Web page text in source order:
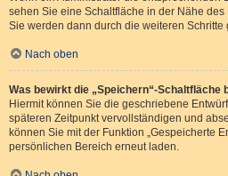
sehen Sie eine Schaltfläche in der Nähe
Sie werden dann durch die weiteren Schritte
Nach oben
Was bewirkt die „Speichern“-Schaltfläche
Hiermit können Sie die geschriebene
späteren Zeitpunkt vervollständigen und
können Sie mit der Funktion „Gespeicherte
persönlichen Bereich erneut laden.